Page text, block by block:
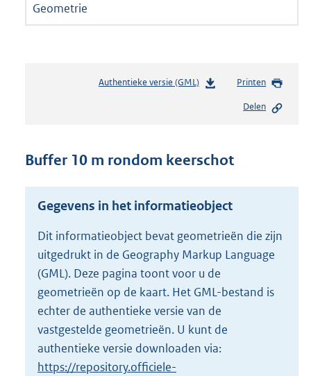
Geometrie
Authentieke versie (GML)b
n
s
r
o
t
t
e
7
4
2
Printen
Delen
Buffer 10 m rondom keerschot
Gegevens in het informatieobject
Dit informatieobject bevat geometrieën die zijn
uitgedrukt in de Geography Markup Language
(GML). Deze pagina toont voor u de
geometrieën op de kaart. Het GML-bestand is
echter de authentieke versie van de
vastgestelde geometrieën. U kunt de
authentieke versie downloaden via:
https://repository.officiele-